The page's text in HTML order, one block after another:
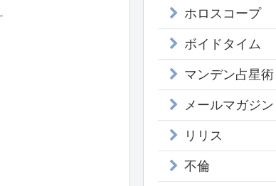
ホロスコープ
ボイドタイム
マンデン占星術
メールマガジン
リリス
不倫